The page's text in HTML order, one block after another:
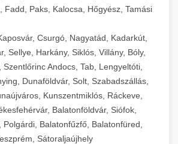
AI hirdetési automatizálás
számára. Masszív konstrukció
teljesítményhez.
iparikonyhagepek.hu
kereskedelmi tésztakeverő
Szeletelőgép +
gépek professzionális
Precíziós vágás
vastagság beállítással.
iparikonyhagepek.hu
élelmiszer szeletelő
Gép +
vákuumcsomagoló berendezések
tartósításához. Hosszabbítsa a
időt és tartsa meg a termék
frissességét.
Gép +
gépek professzionális
Fadd, Paks, Kalocsa, Hőgyész, Tamási
Csurgó, Nagyatád, Kadarkút,
Sellye, Harkány, Siklós, Villány, Bóly,
Szentlőrinc Andocs, Tab, Lengyeltóti,
Dunaföldvár, Solt, Szabadszállás,
Kunszentmiklós, Ráckeve,
Balatonföldvár, Siófok,
Polgárdi, Balatonfűzfő, Balatonfüred,
Sátoraljaújhely